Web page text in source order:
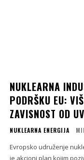
NUKLEARNA
PODRŠKU EU:
ZAVISNOST OD
NUKLEARNA ENERGIJA
Evropsko udruženje
je akcioni plan kojim